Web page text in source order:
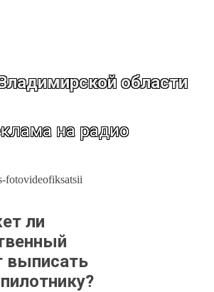
области
на радио
ли
выписать